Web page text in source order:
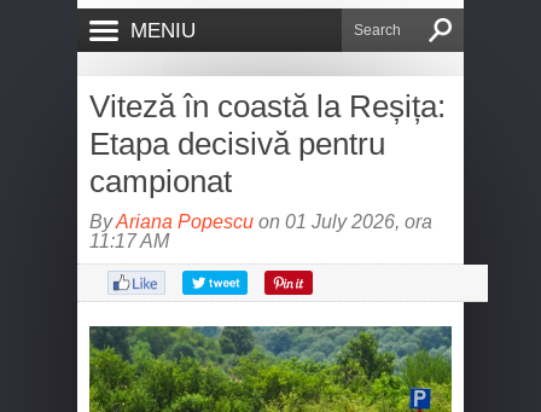
MENIU
Viteză în coastă la Reșița:
Etapa decisivă pentru
campionat
ByAriana Popescu on 01 July 2026, ora
11:17 AM